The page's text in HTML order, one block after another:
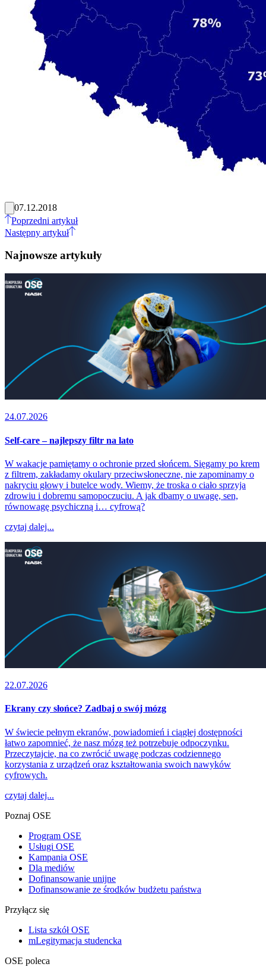
07.12.2018
Poprzedni artykuł
Następny artykuł
Najnowsze artykuły
24.07.2026
Self-care – najlepszy filtr na lato
W wakacje pamiętamy o ochronie przed słońcem. Sięgamy po krem
z filtrem, zakładamy okulary przeciwsłoneczne, nie zapominamy o
nakryciu głowy i butelce wody. Wiemy, że troska o ciało sprzyja
zdrowiu i dobremu samopoczuciu. A jak dbamy o uwagę, sen,
równowagę psychiczną i… cyfrową?
czytaj dalej...
22.07.2026
Ekrany czy słońce? Zadbaj o swój mózg
W świecie pełnym ekranów, powiadomień i ciągłej dostępności
łatwo zapomnieć, że nasz mózg też potrzebuje odpoczynku.
Przeczytajcie, na co zwrócić uwagę podczas codziennego
korzystania z urządzeń oraz kształtowania swoich nawyków
cyfrowych.
czytaj dalej...
Poznaj OSE
Program OSE
Usługi OSE
Kampania OSE
Dla mediów
Dofinansowanie unijne
Dofinansowanie ze środków budżetu państwa
Przyłącz się
Lista szkół OSE
mLegitymacja studencka
OSE poleca